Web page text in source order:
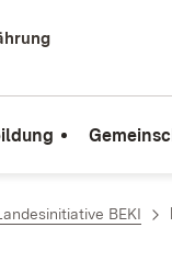
BEKI